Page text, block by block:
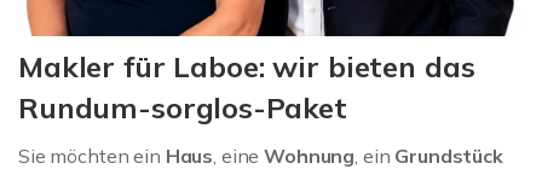
Makler für Laboe: wir bieten das
Rundum-sorglos-Paket
Sie möchten ein Haus , eineWohnung , ein Grundstück